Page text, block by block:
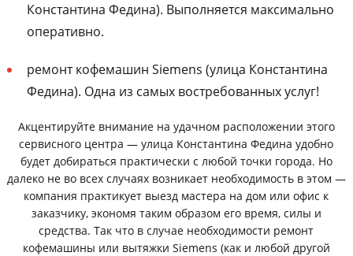
Константина Федина). Выполняется максимально
оперативно.
ремонт кофемашин Siemens (улица Константина
Федина). Одна из самых востребованных услуг!
Акцентируйте внимание на удачном расположении этого
сервисного центра — улица Константина Федина удобно
будет добираться практически с любой точки города. Но
далеко не во всех случаях возникает необходимость в этом —
компания практикует выезд мастера на дом или офис к
заказчику, экономя таким образом его время, силы и
средства. Так что в случае необходимости ремонт
кофемашины или вытяжки Siemens (как и любой другой